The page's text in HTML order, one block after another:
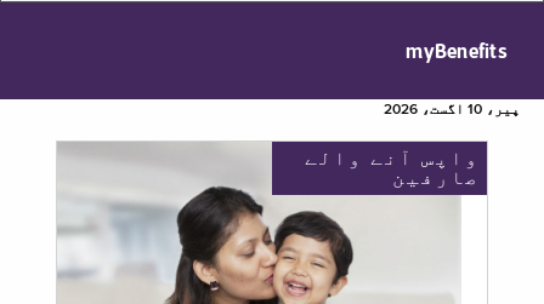
myBenefits
پیر، 10 اگست، 2026
واپس آنے والے
صارفین